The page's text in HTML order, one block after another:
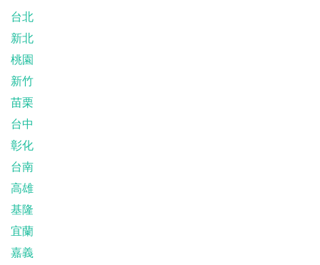
台北
新北
桃園
新竹
苗栗
台中
彰化
台南
高雄
基隆
宜蘭
嘉義